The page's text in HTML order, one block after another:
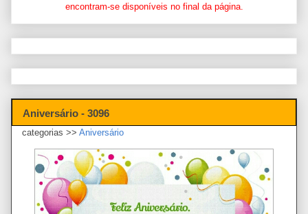
encontram-se disponíveis no final da página.
Aniversário - 3096
categorias >> Aniversário